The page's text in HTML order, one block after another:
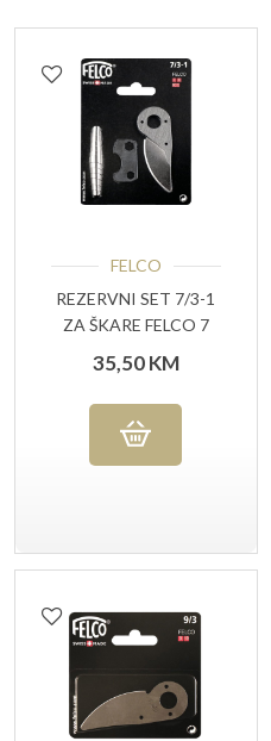
FELCO
REZERVNI SET 7/3-1
ZA ŠKARE FELCO 7
35,50KM